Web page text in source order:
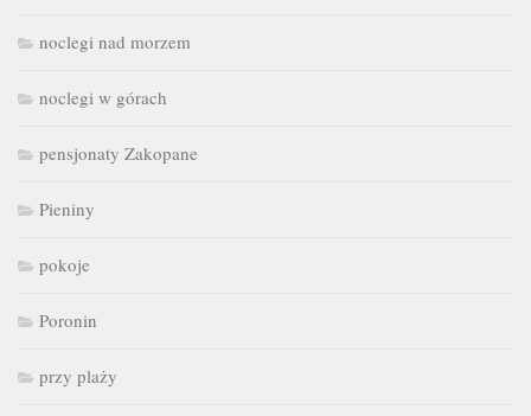
noclegi nad morzem
noclegi w górach
pensjonaty Zakopane
Pieniny
pokoje
Poronin
przy plaży